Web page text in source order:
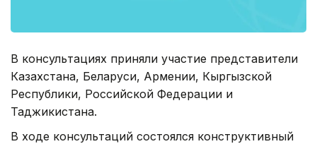
В консультациях приняли участие представители
Казахстана, Беларуси, Армении, Кыргызской
Республики, Российской Федерации и
Таджикистана.
В ходе консультаций состоялся конструктивный